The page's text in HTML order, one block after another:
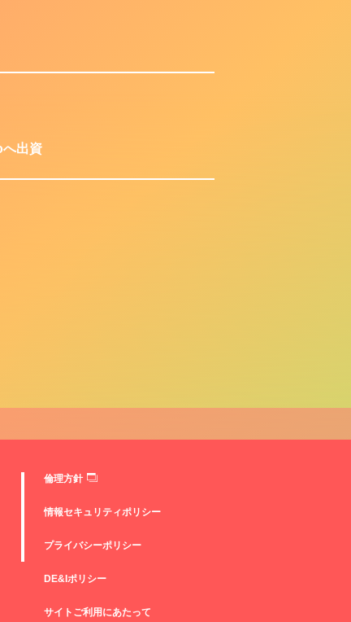
へ出資
倫理方針
情報セキュリティポリシー
プライバシーポリシー
DE&Iポリシー
サイトご利用にあたって